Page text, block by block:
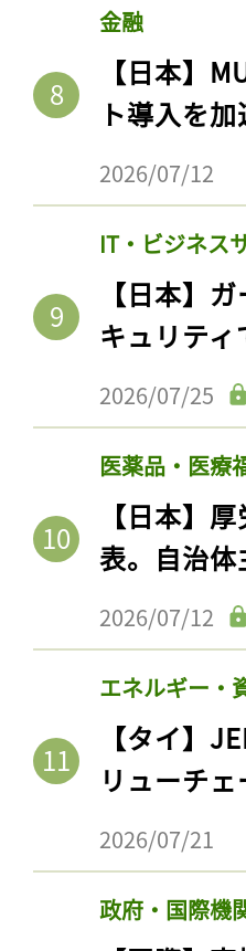
金融
【日本】
ト導入を
2026/07/12
IT・ビジネス
【日本】
キュリテ
2026/07/25
医薬品・医療
【日本】
表。自治
2026/07/12
エネルギー・
【タイ】
リューチ
2026/07/21
政府・国際機
記事